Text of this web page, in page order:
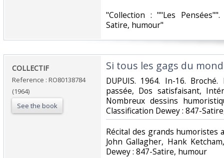
‎"Collection : ""Les
Satire, humour"‎
‎COLLECTIF‎
Reference : RO80138784
(1964)
See the book
‎Si tous les gags du
‎DUPUIS. 1964. In-16.
passée, Dos satisfaisant,
Nombreux dessins
Classification Dewey : 847-
‎Récital des grands humoristes
John Gallagher, Hank
Dewey : 847-Satire, humour‎